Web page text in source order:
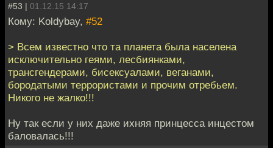
#53 | 01.12.15 14:17
Кому: Koldybay, #52
> Всем известно что та планета была населена
исключительно геями, лесбиянками,
трансгендерами, бисексуалами, веганами,
бородатыми террористами и прочим отребьем.
Никого не жалко!!!
Ну так если у них даже ихняя принцесса инцестом
баловалась!!!